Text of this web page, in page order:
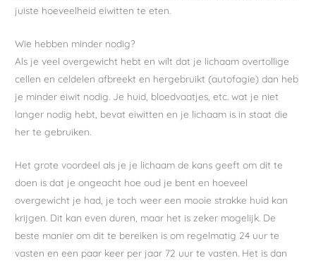
juiste hoeveelheid eiwitten te eten.
Wie hebben minder nodig?
Als je veel overgewicht hebt en wilt dat je lichaam overtollige
cellen en celdelen afbreekt en hergebruikt (autofagie) dan heb
je minder eiwit nodig. Je huid, bloedvaatjes, etc. wat je niet
langer nodig hebt, bevat eiwitten en je lichaam is in staat die
her te gebruiken.
Het grote voordeel als je je lichaam de kans geeft om dit te
doen is dat je ongeacht hoe oud je bent en hoeveel
overgewicht je had, je toch weer een mooie strakke huid kan
krijgen. Dit kan even duren, maar het is zeker mogelijk. De
beste manier om dit te bereiken is om regelmatig 24 uur te
vasten en een paar keer per jaar 72 uur te vasten. Het is dan